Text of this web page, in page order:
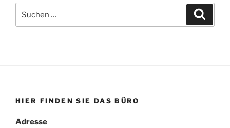
nach:
HIER FINDEN SIE DAS BÜRO
Adresse